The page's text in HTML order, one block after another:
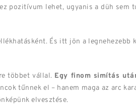
pozitívum lehet, ugyanis a düh sem
És itt jön a legnehezebb
többet vállal. Egy finom simítás
tűnnek el – hanem maga az arc
elvesztése.